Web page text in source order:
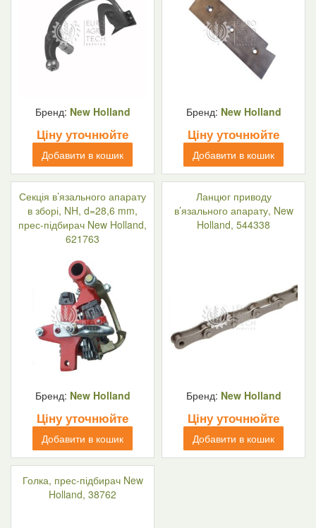
Бренд: New Holland
Ціну уточнюйте
Добавити в кошик
Бренд: New Holland
Ціну уточнюйте
Добавити в кошик
Секція в’язального апарату
в зборі, NH, d=28,6 mm,
прес-підбирач New Holland,
621763
Бренд: New Holland
Ціну уточнюйте
Добавити в кошик
Ланцюг приводу
в’язального апарату, New
Holland, 544338
Бренд: New Holland
Ціну уточнюйте
Добавити в кошик
Голка, прес-підбирач New
Holland, 38762